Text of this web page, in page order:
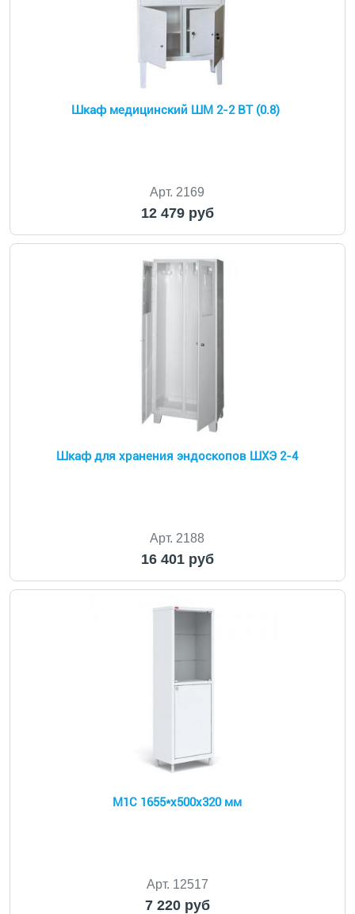
Шкаф медицинский ШМ 2-2 ВТ (0.8)
Арт. 2169
12 479 руб
Шкаф для хранения эндоскопов ШХЭ 2-4
Арт. 2188
16 401 руб
М1С 1655*х500х320 мм
Арт. 12517
7 220 руб